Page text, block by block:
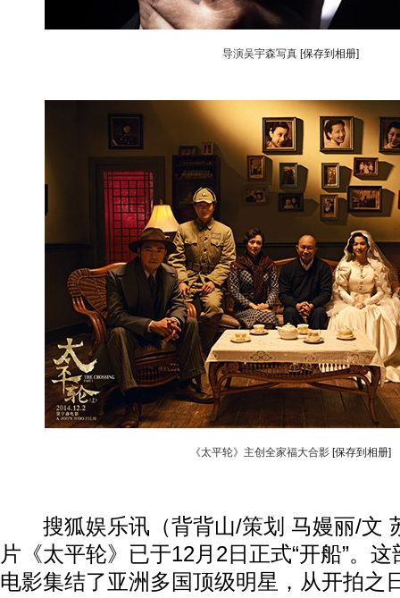
导演吴宇森写真 [保存到相册]
《太平轮》主创全家福大合影 [保存到相册]
搜狐娱乐讯（背背山/策划 马嫚丽/文
片《太平轮》已于12月2日正式“开船”。
电影集结了亚洲多国顶级明星，从开拍之